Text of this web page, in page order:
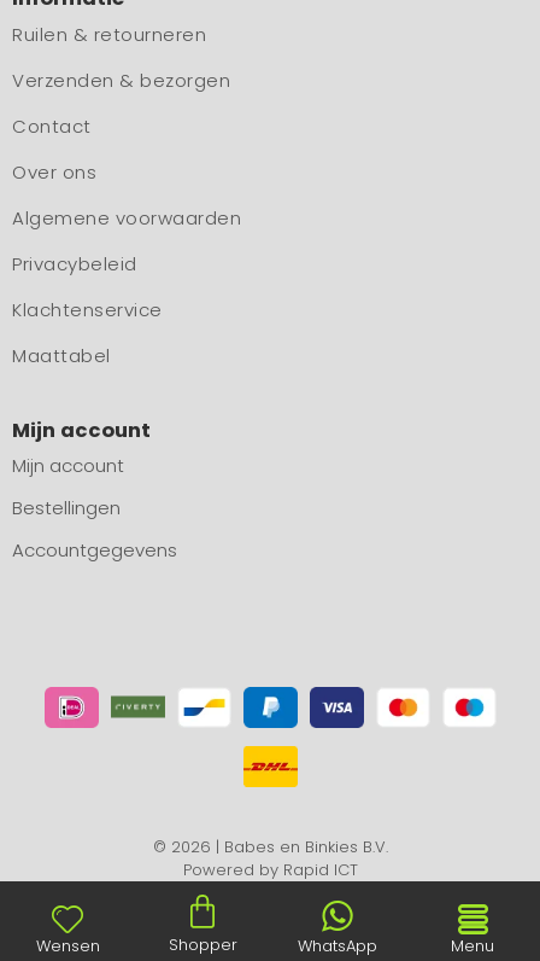
Ruilen & retourneren
Verzenden & bezorgen
Contact
Over ons
Algemene voorwaarden
Privacybeleid
Klachtenservice
Maattabel
Mijn account
Mijn account
Bestellingen
Accountgegevens
© 2026 | Babes en Binkies B.V.
Powered by Rapid ICT
Wensen Shopper WhatsApp Menu